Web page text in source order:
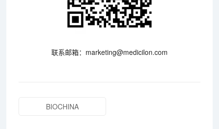
联系邮箱：marketing@medicilon.com
BIOCHINA